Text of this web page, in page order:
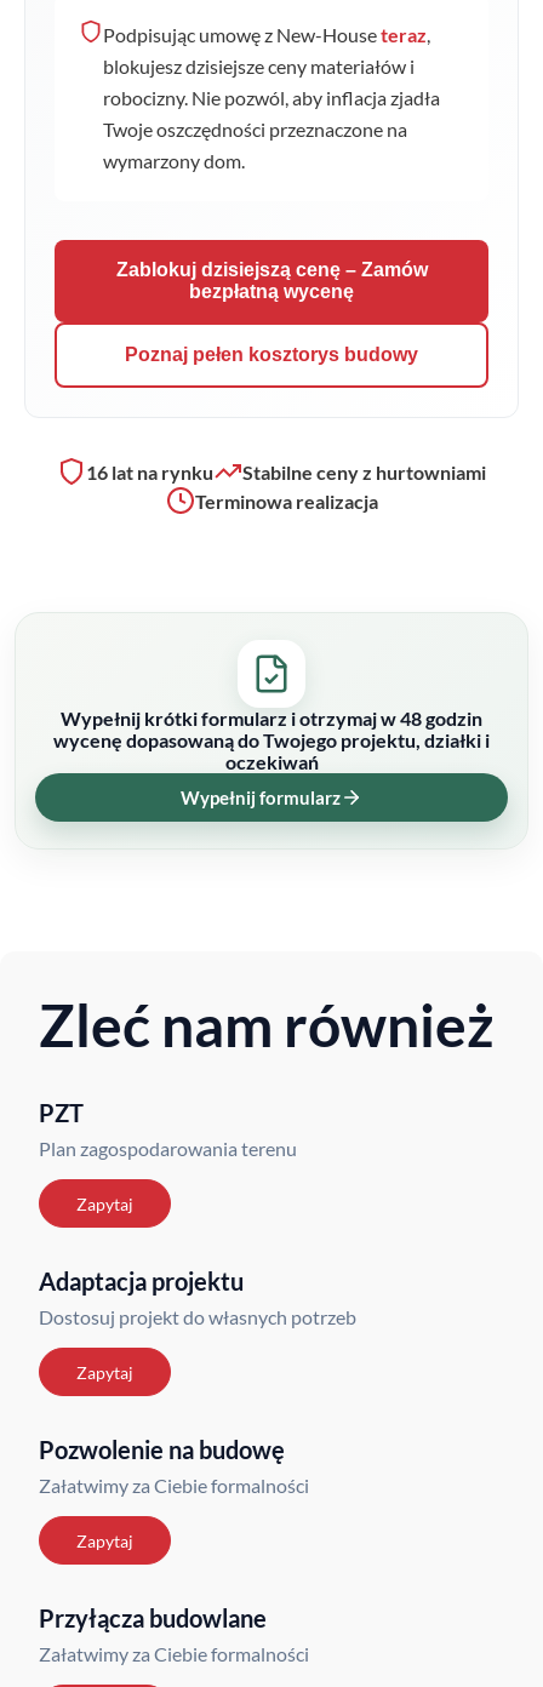
Podpisując umowę z New-Houseteraz,
blokujesz dzisiejsze ceny materiałów i
robocizny. Nie pozwól, aby inflacja zjadła
Twoje oszczędności przeznaczone na
wymarzony dom.
Zablokuj dzisiejszą cenę – Zamów
bezpłatną wycenę
Poznaj pełen kosztorys budowy
16 lat na rynku
Stabilne ceny z hurtowniami
Terminowa realizacja
Wypełnij krótki formularz i otrzymaj w 48 godzin
wycenę dopasowaną do Twojego projektu, działki i
oczekiwań
Wypełnij formularz
Zleć nam również
PZT
Plan zagospodarowania terenu
Zapytaj
Adaptacja projektu
Dostosuj projekt do własnych potrzeb
Zapytaj
Pozwolenie na budowę
Załatwimy za Ciebie formalności
Zapytaj
Przyłącza budowlane
Załatwimy za Ciebie formalności